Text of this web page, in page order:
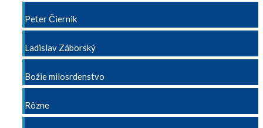
Peter Čiernik
Ladislav Záborský
Božie milosrdenstvo
Rôzne